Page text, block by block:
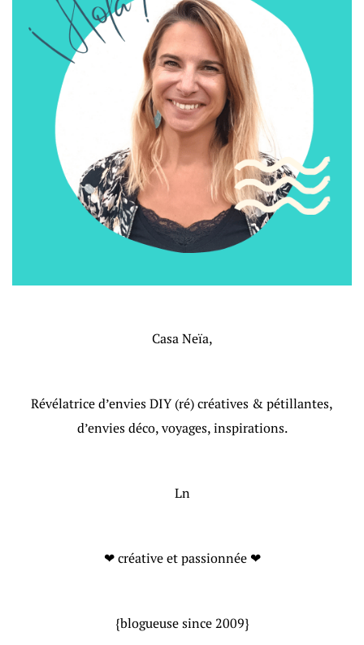
Casa Neïa,
Révélatrice d’envies DIY (ré) créatives & pétillantes,
d’envies déco, voyages, inspirations.
Ln
❤ créative et passionnée ❤
{blogueuse since 2009}